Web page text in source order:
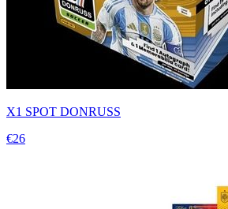
X1 SPOT DONRUSS
€26